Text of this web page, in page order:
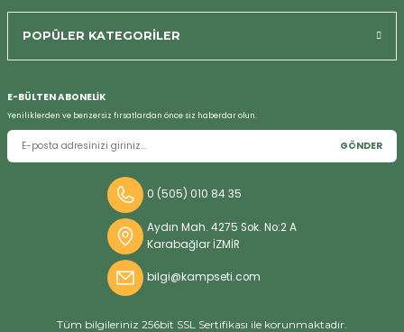
POPÜLER KATEGORİLER
E-BÜLTEN ABONELİK
Yeniliklerden ve benzersiz fırsatlardan önce siz haberdar olun.
GÖNDER
0 (505) 010 84 35
Aydın Mah. 4275 Sok. No:2 A
Karabağlar İZMİR
bilgi@kampseti.com
Tüm bilgileriniz 256bit SSL Sertifikası ile korunmaktadır.
Bizi Arayın